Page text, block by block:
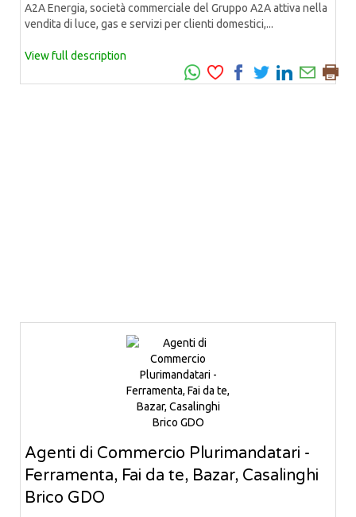
A2A Energia, società commerciale del Gruppo A2A attiva nella
vendita di luce, gas e servizi per clienti domestici,...
View full description
Agenti di Commercio Plurimandatari -
Ferramenta, Fai da te, Bazar, Casalinghi
Brico GDO